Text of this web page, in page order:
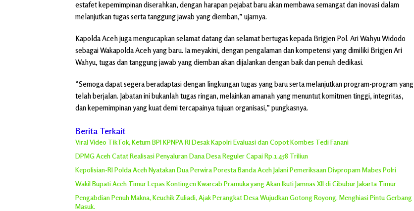
estafet kepemimpinan diserahkan, dengan harapan pejabat baru akan membawa semangat dan inovasi dalam
melanjutkan tugas serta tanggung jawab yang diemban,” ujarnya.
Kapolda Aceh juga mengucapkan selamat datang dan selamat bertugas kepada Brigjen Pol. Ari Wahyu Widodo
sebagai Wakapolda Aceh yang baru. Ia meyakini, dengan pengalaman dan kompetensi yang dimiliki Brigjen Ari
Wahyu, tugas dan tanggung jawab yang diemban akan dijalankan dengan baik dan penuh dedikasi.
“Semoga dapat segera beradaptasi dengan lingkungan tugas yang baru serta melanjutkan program-program yang
telah berjalan. Jabatan ini bukanlah tugas ringan, melainkan amanah yang menuntut komitmen tinggi, integritas,
dan kepemimpinan yang kuat demi tercapainya tujuan organisasi,” pungkasnya.
Berita Terkait
Viral Video TikTok, Ketum BPI KPNPA RI Desak Kapolri Evaluasi dan Copot Kombes Tedi Fanani
DPMG Aceh Catat Realisasi Penyaluran Dana Desa Reguler Capai Rp.1,458 Triliun
Kepolisian-RI Polda Aceh Nyatakan Dua Perwira Poresta Banda Aceh Jalani Pemeriksaan Divpropam Mabes Polri
Wakil Bupati Aceh Timur Lepas Kontingen Kwarcab Pramuka yang Akan Ikuti Jamnas XII di Cibubur Jakarta Timur
Pengabdian Penuh Makna, Keuchik Zuliadi, Ajak Perangkat Desa Wujudkan Gotong Royong, Menghiasi Pintu Gerbang
Masuk.